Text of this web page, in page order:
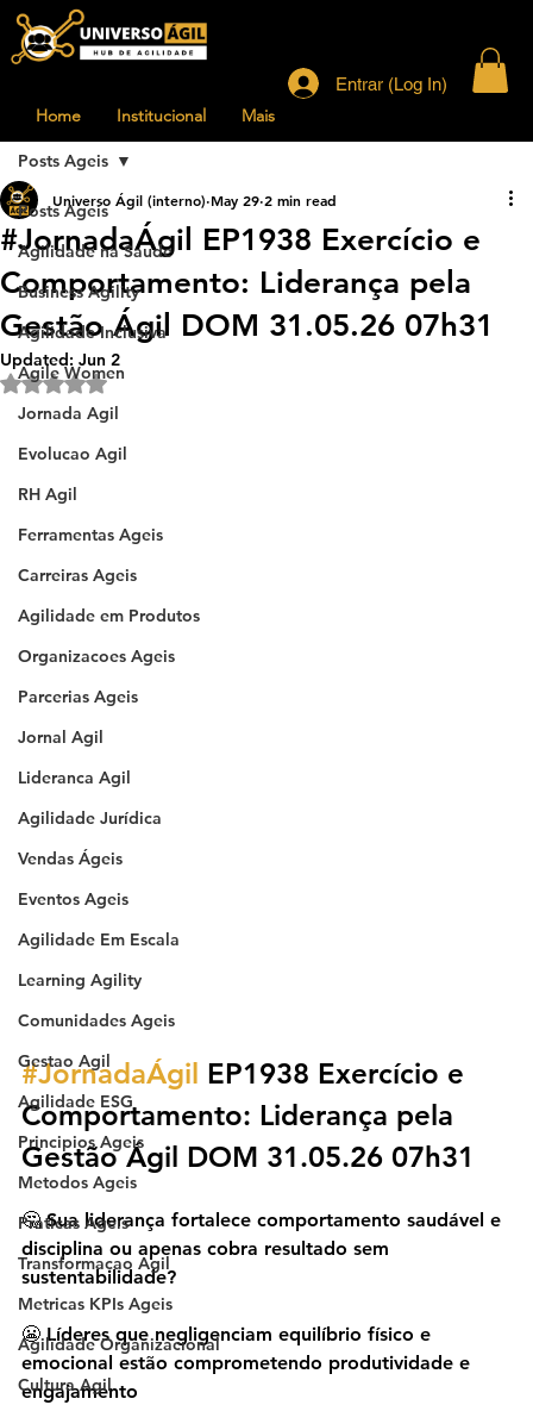
Home Institucional Mais
Entrar (Log In)
Posts Ageis
Agilidade na Saude
Business Agility
Agilidade Inclusiva
Agile Women
Jornada Agil
Evolucao Agil
RH Agil
Ferramentas Ageis
Carreiras Ageis
Agilidade em Produtos
Organizacoes Ageis
Parcerias Ageis
Jornal Agil
Lideranca Agil
Agilidade Jurídica
Vendas Ágeis
Eventos Ageis
Agilidade Em Escala
Learning Agility
Comunidades Ageis
Gestao Agil
Agilidade ESG
Principios Ageis
Metodos Ageis
Praticas Ageis
Transformacao Agil
Metricas KPIs Ageis
Agilidade Organizacional
Cultura Agil
Posts Ageis
#JornadaÁgil EP1938 Exercício e
Comportamento: Liderança pela
Gestão Ágil DOM 31.05.26 07h31
Universo Ágil (interno) May 29 2 min read
Updated: Jun 2
Rated NaN out of 5 stars.
#JornadaÁgil EP1938 Exercício e
Comportamento: Liderança pela
Gestão Ágil DOM 31.05.26 07h31
🤔 Sua liderança fortalece comportamento saudável e
disciplina ou apenas cobra resultado sem
sustentabilidade?
😬 Líderes que negligenciam equilíbrio físico e
emocional estão comprometendo produtividade e
engajamento